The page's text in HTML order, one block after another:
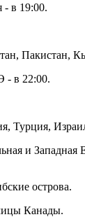
- в 19:00.
Пакистан,
- в 22:00.
Турция,
и
острова.
Канады.